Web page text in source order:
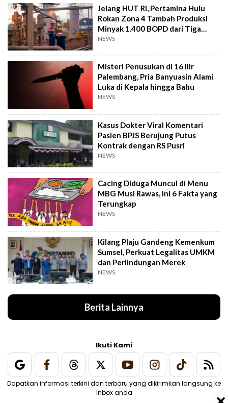
Jelang HUT RI, Pertamina Hulu
Rokan Zona 4 Tambah Produksi
Minyak 1.400 BOPD dari Tiga
Sumur Baru
NEWS
Misteri Penusukan di 16 Ilir
Palembang, Pria Banyuasin Alami
Luka di Kepala hingga Bahu
NEWS
Kasus Dokter Viral Komentari
Pasien BPJS Berujung Putus
Kontrak dengan RS Pusri
NEWS
Cacing Diduga Muncul di Menu
MBG Musi Rawas, Ini 6 Fakta yang
Terungkap
NEWS
Kilang Plaju Gandeng Kemenkum
Sumsel, Perkuat Legalitas UMKM
dan Perlindungan Merek
NEWS
Berita Lainnya
Ikuti Kami
Dapatkan informasi terkini dan terbaru yang dikirimkan langsung ke
Inbox anda